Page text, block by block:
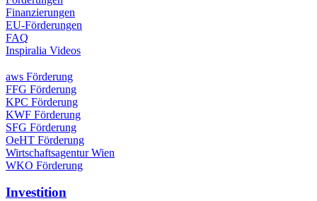
Finanzierungen
EU-Förderungen
FAQ
Inspiralia Videos
aws Förderung
FFG Förderung
KPC Förderung
KWF Förderung
SFG Förderung
OeHT Förderung
Wirtschaftsagentur Wien
WKO Förderung
Investition